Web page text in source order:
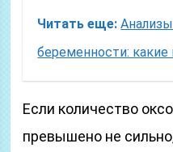
Читать еще:
беременности: какие
Если количество
превышено не